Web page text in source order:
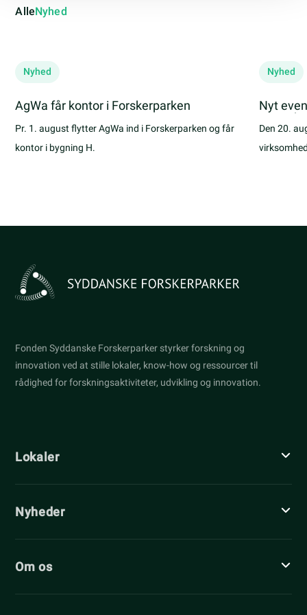
AlleNyhed
Nyhed
AgWa får kontor i Forskerparken
Pr. 1. august flytter AgWa ind i Forskerparken og får
kontor i bygning H.
Nyhed
Nyt
Den 20.
Fonden Syddanske Forskerparker styrker forskning og
innovation ved at stille lokaler, know-how og ressourcer til
rådighed for forskningsaktiviteter, udvikling og innovation.
Lokaler
Nyheder
Om os